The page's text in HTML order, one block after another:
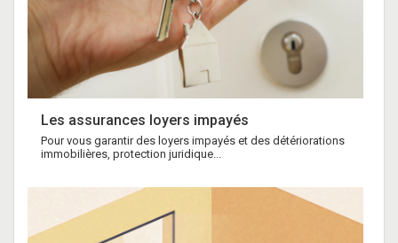
Les assurances loyers impayés
Pour vous garantir des loyers impayés et des détériorations
immobilières, protection juridique...